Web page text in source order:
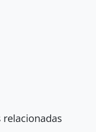
relacionadas